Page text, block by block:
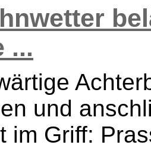
...
und
im Griff: